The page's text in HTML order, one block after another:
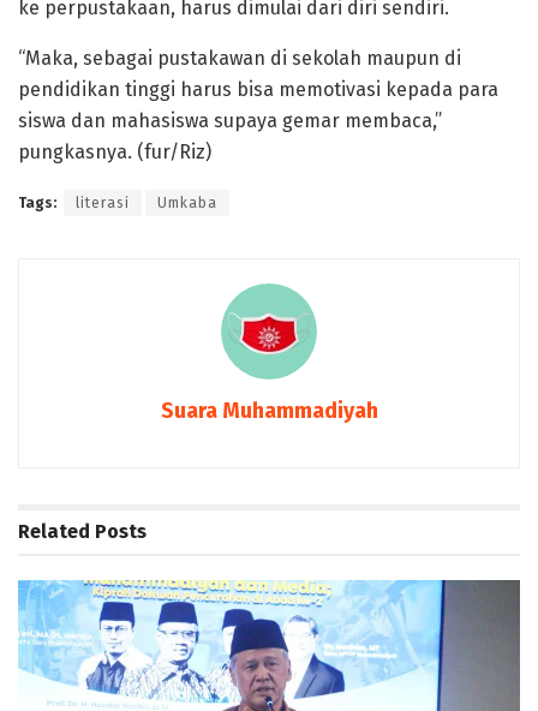
ke perpustakaan, harus dimulai dari diri sendiri.
“Maka, sebagai pustakawan di sekolah maupun di
pendidikan tinggi harus bisa memotivasi kepada para
siswa dan mahasiswa supaya gemar membaca,”
pungkasnya. (fur/Riz)
Tags: literasi Umkaba
Suara Muhammadiyah
Related Posts